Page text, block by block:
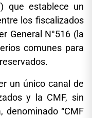
que establece un
los fiscalizados
General N°516 (la
comunes para
un único canal de
y la CMF, sin
denominado “CMF